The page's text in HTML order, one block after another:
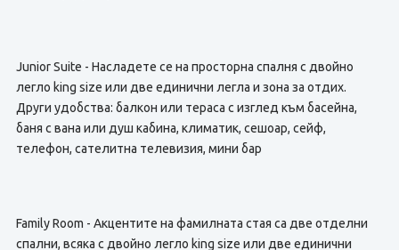
Junior Suite - Насладете се на просторна спалня с двойно
легло king size или две единични легла и зона за отдих.
Други удобства: балкон или тераса с изглед към басейна,
баня с вана или душ кабина, климатик, сешоар, сейф,
телефон, сателитна телевизия, мини бар
Family Room - Акцентите на фамилната стая са две отделни
спални, всяка с двойно легло king size или две единични